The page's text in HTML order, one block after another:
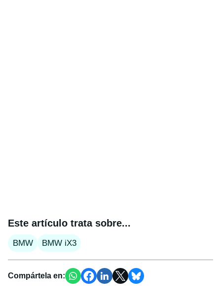
Este artículo trata sobre...
BMW BMW iX3
Compártela en: